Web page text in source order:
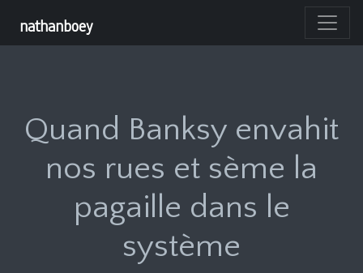
nathanboey
Quand Banksy envahit
nos rues et sème la
pagaille dans le
système